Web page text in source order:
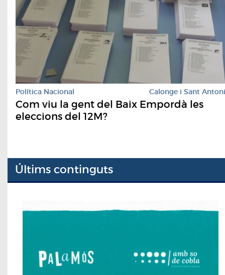
Política Nacional Calonge i Sant Antoni
Com viu la gent del Baix Empordà les
eleccions del 12M?
Últims continguts